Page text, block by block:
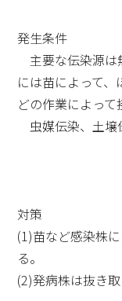
発生条件
主要な伝染源は
には苗によって
どの作業によって
虫媒伝染、土壌
対策
(1)苗など感染株
る。
(2)発病株は抜き